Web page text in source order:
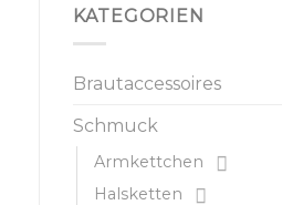
KATEGORIEN
Brautaccessoires
Schmuck
Armkettchen
Halsketten